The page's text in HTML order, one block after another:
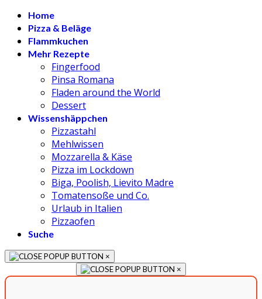
Home
Pizza & Beläge
Flammkuchen
Mehr Rezepte
Fingerfood
Pinsa Romana
Fladen around the World
Dessert
Wissenshäppchen
Pizzastahl
Mehlwissen
Mozzarella & Käse
Pizza im Lockdown
Biga, Poolish, Lievito Madre
Tomatensoße und Co.
Urlaub in Italien
Pizzaofen
Suche
×
×